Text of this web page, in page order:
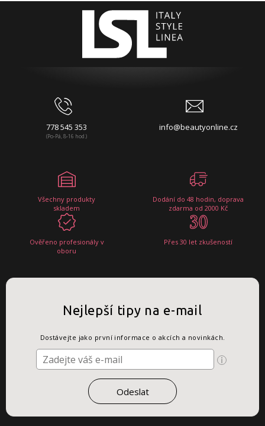
778 545 353
(Po-Pá, 8-16 hod.)
info@beautyonline.cz
Všechny produkty
skladem
Dodání do 48 hodin, doprava
zdarma od 2000 Kč
Ověřeno profesionály v
oboru
Přes 30 let zkušeností
Nejlepší tipy na e-mail
Dostávejte jako první informace o akcích a novinkách.